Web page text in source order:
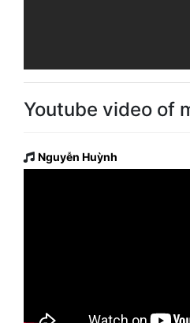
Youtube video of
Nguyễn Huỳnh